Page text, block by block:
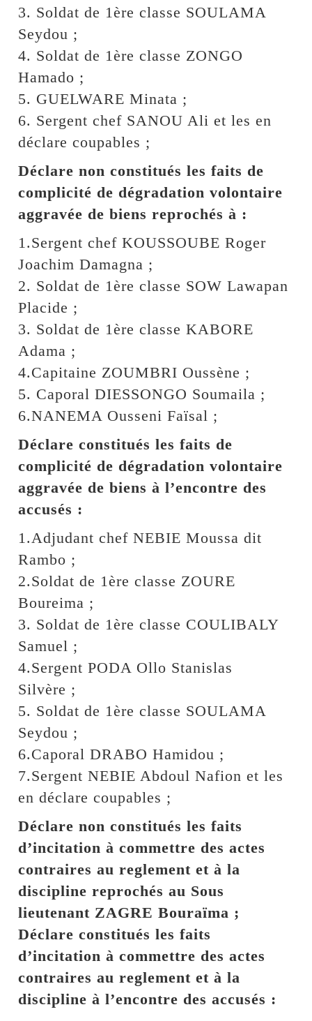
3. Soldat de 1ère classe SOULAMA
Seydou ;
4. Soldat de 1ère classe ZONGO
Hamado ;
5. GUELWARE Minata ;
6. Sergent chef SANOU Ali et les en
déclare coupables ;
Déclare non constitués les faits de
complicité de dégradation volontaire
aggravée de biens reprochés à :
1.Sergent chef KOUSSOUBE Roger
Joachim Damagna ;
2. Soldat de 1ère classe SOW Lawapan
Placide ;
3. Soldat de 1ère classe KABORE
Adama ;
4.Capitaine ZOUMBRI Oussène ;
5. Caporal DIESSONGO Soumaila ;
6.NANEMA Ousseni Faïsal ;
Déclare constitués les faits de
complicité de dégradation volontaire
aggravée de biens à l’encontre des
accusés :
1.Adjudant chef NEBIE Moussa dit
Rambo ;
2.Soldat de 1ère classe ZOURE
Boureima ;
3. Soldat de 1ère classe COULIBALY
Samuel ;
4.Sergent PODA Ollo Stanislas
Silvère ;
5. Soldat de 1ère classe SOULAMA
Seydou ;
6.Caporal DRABO Hamidou ;
7.Sergent NEBIE Abdoul Nafion et les
en déclare coupables ;
Déclare non constitués les faits
d’incitation à commettre des actes
contraires au reglement et à la
discipline reprochés au Sous
lieutenant ZAGRE Bouraïma ;
Déclare constitués les faits
d’incitation à commettre des actes
contraires au reglement et à la
discipline à l’encontre des accusés :